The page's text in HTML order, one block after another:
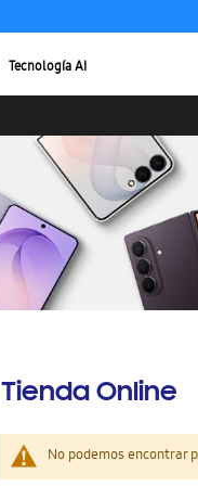
Tecnología AI
Tienda Online
No podemos encontrar